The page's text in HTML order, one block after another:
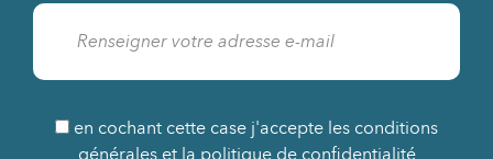
en cochant cette case j'accepte les conditions
générales et la politique de confidentialité